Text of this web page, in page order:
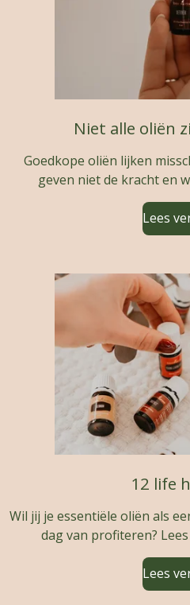
Niet alle oliën
Goedkope oliën lijken
geven niet de kracht en
Lees
12 life
Wil jij je essentiële oliën als
dag van profiteren?
Lees